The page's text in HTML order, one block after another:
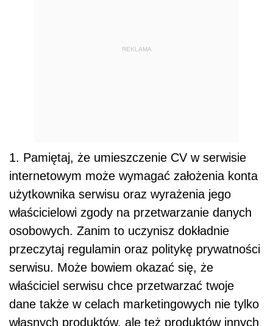
REKLAMA
1. Pamiętaj, że umieszczenie CV w serwisie
internetowym może wymagać założenia konta
użytkownika serwisu oraz wyrażenia jego
właścicielowi zgody na przetwarzanie danych
osobowych. Zanim to uczynisz dokładnie
przeczytaj regulamin oraz politykę prywatności
serwisu. Może bowiem okazać się, że
właściciel serwisu chce przetwarzać twoje
dane także w celach marketingowych nie tylko
własnych produktów, ale też produktów innych